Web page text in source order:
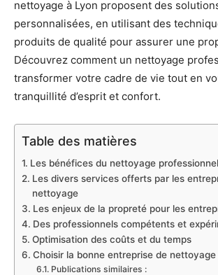
nettoyage à Lyon proposent des
personnalisées, en utilisant des
produits de qualité pour assurer une
Découvrez comment un nettoyage
transformer votre cadre de vie tout en
tranquillité d’esprit et confort.
Table des matières
Les bénéfices du nettoyage
Les divers services offerts par les
nettoyage
Les enjeux de la propreté pour les
Des professionnels compétents et
Optimisation des coûts et du temps
Choisir la bonne entreprise de nettoyage
Publications similaires :